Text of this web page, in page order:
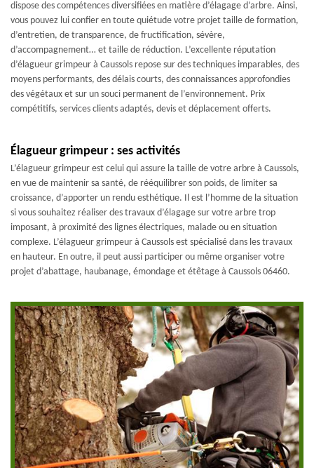
dispose des compétences diversifiées en matière d’élagage d’arbre. Ainsi,
vous pouvez lui confier en toute quiétude votre projet taille de formation,
d’entretien, de transparence, de fructification, sévère,
d’accompagnement… et taille de réduction. L’excellente réputation
d’élagueur grimpeur à Caussols repose sur des techniques imparables, des
moyens performants, des délais courts, des connaissances approfondies
des végétaux et sur un souci permanent de l’environnement. Prix
compétitifs, services clients adaptés, devis et déplacement offerts.
Élagueur grimpeur : ses activités
L’élagueur grimpeur est celui qui assure la taille de votre arbre à Caussols,
en vue de maintenir sa santé, de rééquilibrer son poids, de limiter sa
croissance, d’apporter un rendu esthétique. Il est l’homme de la situation
si vous souhaitez réaliser des travaux d’élagage sur votre arbre trop
imposant, à proximité des lignes électriques, malade ou en situation
complexe. L’élagueur grimpeur à Caussols est spécialisé dans les travaux
en hauteur. En outre, il peut aussi participer ou même organiser votre
projet d’abattage, haubanage, émondage et étêtage à Caussols 06460.